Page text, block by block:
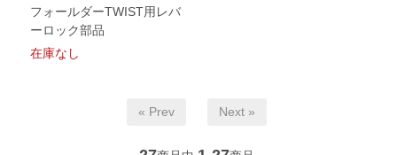
フォールダーTWIST用レバ
ーロック部品
在庫なし
« Prev Next »